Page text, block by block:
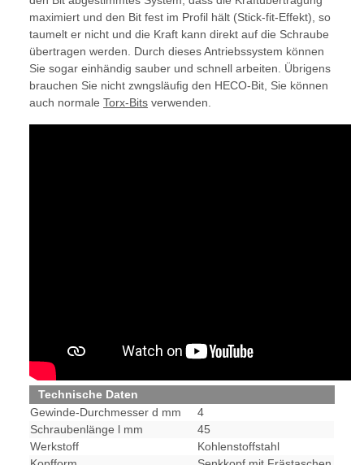
maximiert und den Bit fest im Profil hält (Stick-fit-Effekt), so
taumelt er nicht und die Kraft kann direkt auf die Schraube
übertragen werden. Durch dieses Antriebssystem können
Sie sogar einhändig sauber und schnell arbeiten. Übrigens
brauchen Sie nicht zwngsläufig den HECO-Bit, Sie können
auch normale Torx-Bits verwenden.
Technische Daten
Gewinde-Durchmesser d mm
4
Schraubenlänge l mm
45
Werkstoff
Kohlenstoffstahl